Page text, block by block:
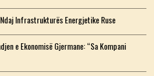
Infrastrukturës Energjetike Ruse
e Ekonomisë Gjermane: “Sa Kompani